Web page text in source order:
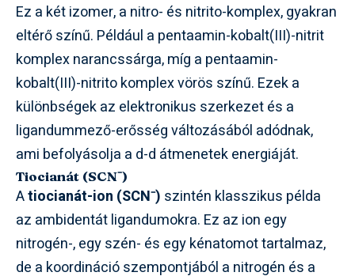
Ez a két izomer, a nitro- és nitrito-komplex, gyakran
eltérő színű. Például a pentaamin-kobalt(III)-nitrit
komplex narancssárga, míg a pentaamin-
kobalt(III)-nitrito komplex vörös színű. Ezek a
különbségek az elektronikus szerkezet és a
ligandummező-erősség változásából adódnak,
ami befolyásolja a d-d átmenetek energiáját.
Tiocianát (SCN⁻)
Atiocianát-ion (SCN⁻) szintén klasszikus példa
az ambidentát ligandumokra. Ez az ion egy
nitrogén-, egy szén- és egy kénatomot tartalmaz,
de a koordináció szempontjából a nitrogén és a